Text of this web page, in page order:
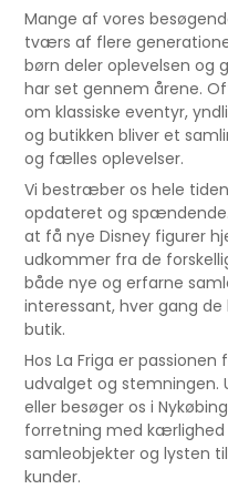
Mange af vores
tværs af flere
børn deler oplevelsen og
har set gennem årene.
om klassiske eventyr,
og butikken bliver et
og fælles oplevelser.
Vi bestræber os hele
opdateret og
at få nye Disney figurer
udkommer fra de
både nye og erfarne
interessant, hver gang
butik.
Hos La Friga er
udvalget og stemningen.
eller besøger os i
forretning med kærlighed
samleobjekter og lysten
kunder.